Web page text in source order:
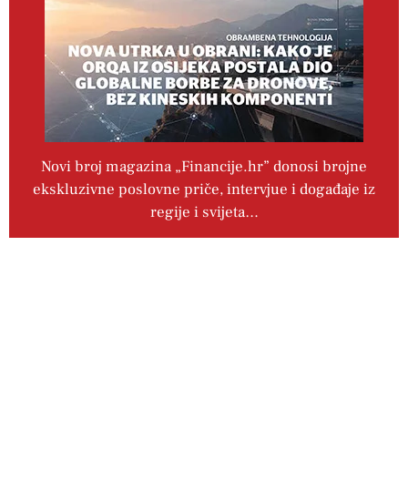
Novi broj magazina „Financije.hr” donosi brojne
ekskluzivne poslovne priče, intervjue i događaje iz
regije i svijeta…